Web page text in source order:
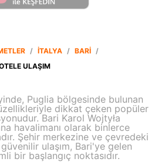
/ İTALYA / BARI /
ULAŞIM
Puglia bölgesinde bulunan
dikkat çeken popüler
Bari Karol Wojtyła
havalimanı olarak binlerce
Şehir merkezine ve çevredeki
ulaşım, Bari'ye gelen
bir başlangıç noktasıdır.